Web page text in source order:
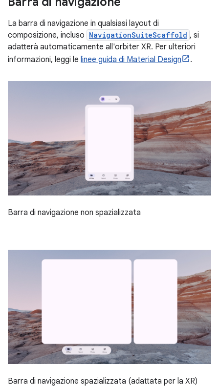
La barra di navigazione in qualsiasi layout di
composizione, incluso NavigationSuiteScaffold , si
adatterà automaticamente all'orbiter XR. Per ulteriori
informazioni, leggi le linee guida di Material Design .
Barra di navigazione non spazializzata
Barra di navigazione spazializzata (adattata per la XR)